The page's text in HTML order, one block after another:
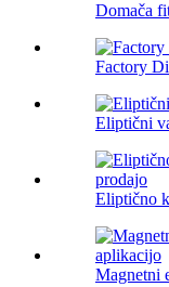
Domača
Factory
Eliptični
Eliptično
Magnetni